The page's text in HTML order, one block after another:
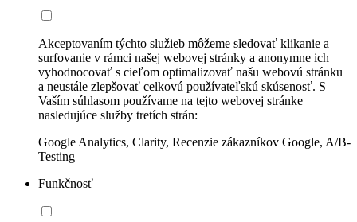
Akceptovaním týchto služieb môžeme sledovať klikanie a
surfovanie v rámci našej webovej stránky a anonymne ich
vyhodnocovať s cieľom optimalizovať našu webovú stránku
a neustále zlepšovať celkovú používateľskú skúsenosť. S
Vaším súhlasom používame na tejto webovej stránke
nasledujúce služby tretích strán:
Google Analytics, Clarity, Recenzie zákazníkov Google, A/B-
Testing
Funkčnosť